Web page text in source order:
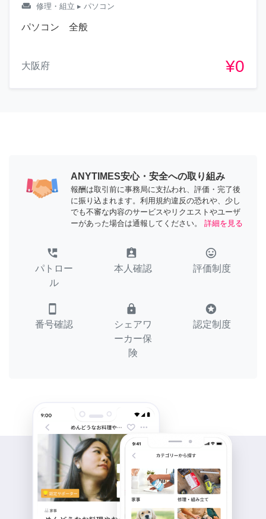
weekend 修理・組立 ▸ パソコン
パソコン 全般
大阪府 ¥0
ANYTIMES安心・安全への取り組み
報酬は取引前に事務局に支払われ、評価・完了後
に振り込まれます。利用規約違反の恐れや、少し
でも不審な内容のサービスやリクエストやユーザ
ーがあった場合は通報してください。
詳細を見る
perm_phone_msg
パトロー
ル
assignment_ind
本人確認
tag_faces
評価制度
smartphone
番号確認
lock
シェアワ
ーカー保
険
stars
認定制度